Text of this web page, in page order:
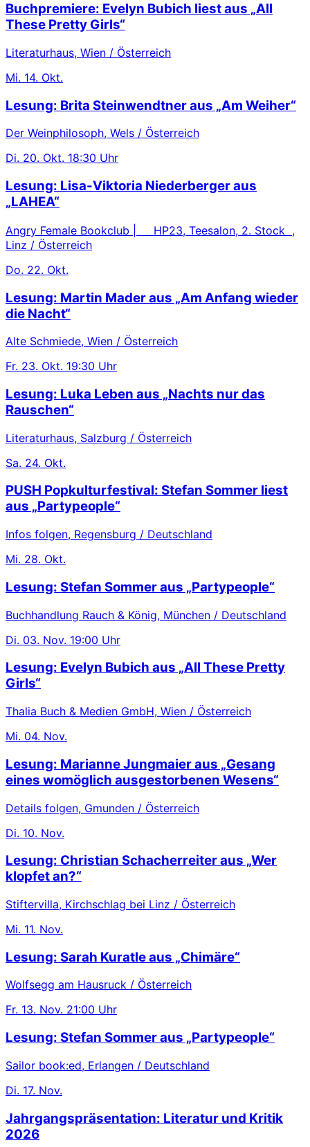
Buchpremiere: Evelyn Bubich liest aus „All
These Pretty Girls“
Literaturhaus, Wien / Österreich
Mi. 14. Okt.
Lesung: Brita Steinwendtner aus „Am Weiher“
Der Weinphilosoph, Wels / Österreich
Di. 20. Okt. 18:30 Uhr
Lesung: Lisa-Viktoria Niederberger aus
„LAHEA“
Angry Female Bookclub | HP23, Teesalon, 2. Stock ,
Linz / Österreich
Do. 22. Okt.
Lesung: Martin Mader aus „Am Anfang wieder
die Nacht“
Alte Schmiede, Wien / Österreich
Fr. 23. Okt. 19:30 Uhr
Lesung: Luka Leben aus „Nachts nur das
Rauschen“
Literaturhaus, Salzburg / Österreich
Sa. 24. Okt.
PUSH Popkulturfestival: Stefan Sommer liest
aus „Partypeople“
Infos folgen, Regensburg / Deutschland
Mi. 28. Okt.
Lesung: Stefan Sommer aus „Partypeople“
Buchhandlung Rauch & König, München / Deutschland
Di. 03. Nov. 19:00 Uhr
Lesung: Evelyn Bubich aus „All These Pretty
Girls“
Thalia Buch & Medien GmbH, Wien / Österreich
Mi. 04. Nov.
Lesung: Marianne Jungmaier aus „Gesang
eines womöglich ausgestorbenen Wesens“
Details folgen, Gmunden / Österreich
Di. 10. Nov.
Lesung: Christian Schacherreiter aus „Wer
klopfet an?“
Stiftervilla, Kirchschlag bei Linz / Österreich
Mi. 11. Nov.
Lesung: Sarah Kuratle aus „Chimäre“
Wolfsegg am Hausruck / Österreich
Fr. 13. Nov. 21:00 Uhr
Lesung: Stefan Sommer aus „Partypeople“
Sailor book:ed, Erlangen / Deutschland
Di. 17. Nov.
Jahrgangspräsentation: Literatur und Kritik
2026